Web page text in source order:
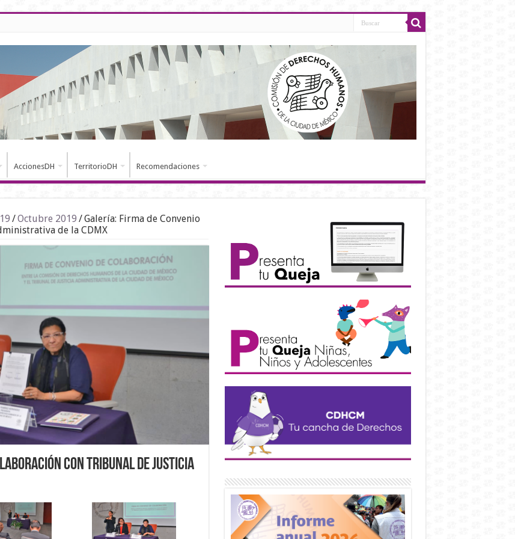
AccionesDH TerritorioDH Recomendaciones
/Octubre 2019 /Galería: Firma de Convenio
de la CDMX
con Tribunal de Justicia